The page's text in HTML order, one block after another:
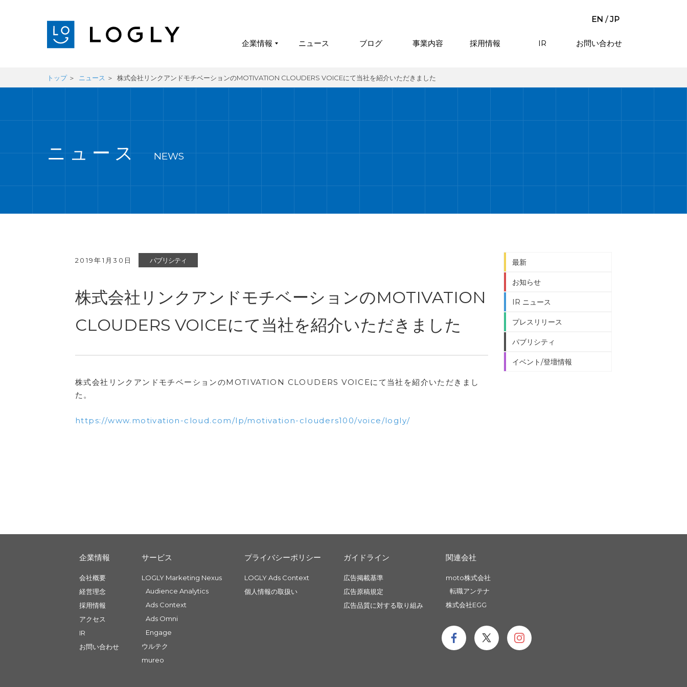
EN /JP
企業情報 ニュース ブログ 事業内容 採用情報 IR お問い合わせ
トップ ニュース 株式会社リンクアンドモチベーションのMOTIVATION CLOUDERS VOICEにて当社を紹介いただきました
ニュース NEWS
2019年1月30日 パブリシティ
株式会社リンクアンドモチベーションのMOTIVATION
CLOUDERS VOICEにて当社を紹介いただきました
株式会社リンクアンドモチベーションのMOTIVATION CLOUDERS VOICEにて当社を紹介いただきまし
た。
https://www.motivation-cloud.com/lp/motivation-clouders100/voice/logly/
最新
お知らせ
IR ニュース
プレスリリース
パブリシティ
イベント/登壇情報
企業情報
会社概要
経営理念
採用情報
アクセス
IR
お問い合わせ
サービス
LOGLY Marketing Nexus
Audience Analytics
Ads Context
Ads Omni
Engage
ウルテク
mureo
プライバシーポリシー
LOGLY Ads Context
個人情報の取扱い
ガイドライン
広告掲載基準
広告原稿規定
広告品質に対する取り組み
関連会社
moto株式会社
転職アンテナ
株式会社EGG